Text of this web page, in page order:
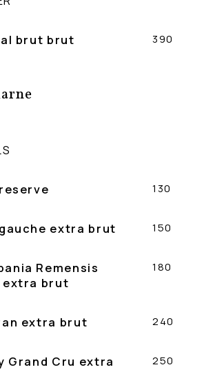
brut brut 390
130
extra brut 150
Remensis
extra brut
180
extra brut 240
Grand Cru extra
250